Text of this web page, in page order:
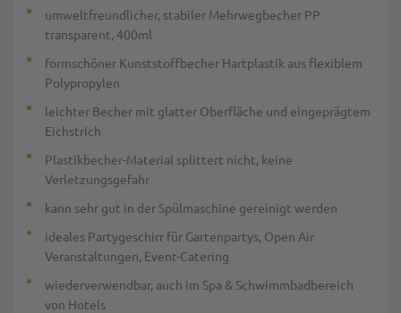
umweltfreundlicher, stabiler Mehrwegbecher PP
transparent, 400ml
formschöner Kunststoffbecher Hartplastik aus flexiblem
Polypropylen
leichter Becher mit glatter Oberfläche und eingeprägtem
Eichstrich
Plastikbecher-Material splittert nicht, keine
Verletzungsgefahr
kann sehr gut in der Spülmaschine gereinigt werden
ideales Partygeschirr für Gartenpartys, Open Air
Veranstaltungen, Event-Catering
wiederverwendbar, auch im Spa & Schwimmbadbereich
von Hotels